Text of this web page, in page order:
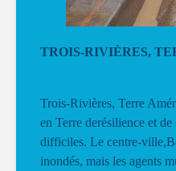
TROIS-RIVIÈRES,
Trois-Rivières, Terre
en Terre derésilience et
difficiles. Le centre-
inondés, mais les agents